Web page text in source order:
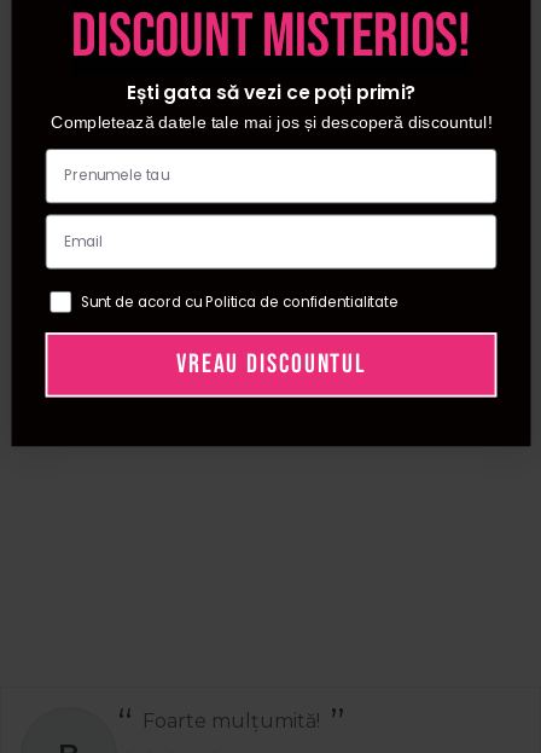
Foarte mulțumită!
discount misterios!
Ești gata să vezi ce poți primi?
Completează datele tale mai jos și descoperă discountul!
Sunt de acord cu Politica de confidentialitate
VREAU DISCOUNTUL